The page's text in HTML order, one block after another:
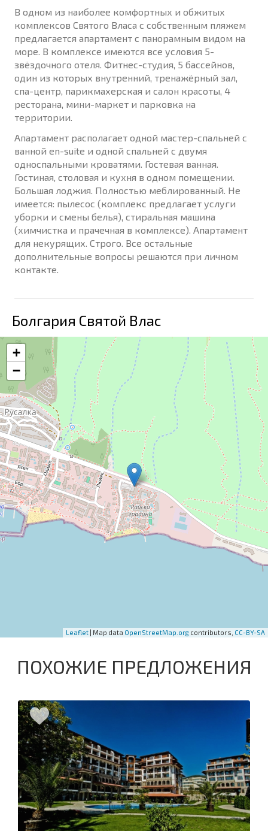
В одном из наиболее комфортных и обжитых
комплексов Святого Власа с собственным пляжем
предлагается апартамент с панорамным видом на
море. В комплексе имеются все условия 5-
звёздочного отеля. Фитнес-студия, 5 бассейнов,
один из которых внутренний, тренажёрный зал,
спа-центр, парикмахерская и салон красоты, 4
ресторана, мини-маркет и парковка на
территории.
Апартамент располагает одной мастер-спальней с
ванной en-suite и одной спальней с двумя
односпальными кроватями. Гостевая ванная.
Гостиная, столовая и кухня в одном помещении.
Большая лоджия. Полностью меблированный. Не
имеется: пылесос (комплекс предлагает услуги
уборки и смены белья), стиральная машина
(химчистка и прачечная в комплексе). Апартамент
для некурящих. Строго. Все остальные
дополнительные вопросы решаются при личном
контакте.
Болгария Святой Влас
+
−
Leaflet | Map data OpenStreetMap.org contributors, CC-BY-SA
ПОХОЖИЕ ПРЕДЛОЖЕНИЯ